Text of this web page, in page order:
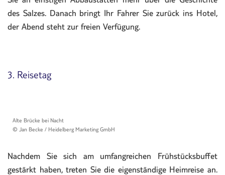
des Salzes. Danach bringt Ihr Fahrer Sie zurück ins Hotel,
der Abend steht zur freien Verfügung.
3. Reisetag
Alte Brücke bei Nacht
© Jan Becke / Heidelberg Marketing GmbH
Nachdem Sie sich am umfangreichen Frühstücksbuffet
gestärkt haben, treten Sie die eigenständige Heimreise an.